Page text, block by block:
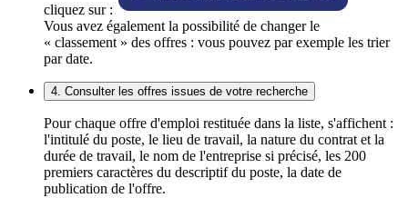
cliquez sur :
Vous avez également la possibilité de changer le
« classement » des offres : vous pouvez par exemple les trier
par date.
4. Consulter les offres issues de votre recherche
Pour chaque offre d'emploi restituée dans la liste, s'affichent :
l'intitulé du poste, le lieu de travail, la nature du contrat et la
durée de travail, le nom de l'entreprise si précisé, les 200
premiers caractères du descriptif du poste, la date de
publication de l'offre.